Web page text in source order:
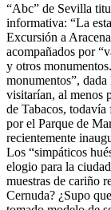
“Abc” de Sevilla
informativa: “La
Excursión a
acompañados por
y otros
monumentos”,
visitarían, al menos
de Tabacos,
por el Parque de
recientemente
Los “simpáticos
elogio para la
muestras de cariño
Cernuda? ¿Supo